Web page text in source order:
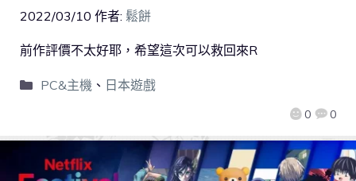
2022/03/10 作者: 鬆餅
0 0
前作評價不太好耶，希望這次可以救回來R
PC&主機、 日本遊戲